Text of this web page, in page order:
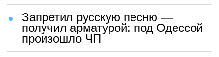
Запретил русскую песню —
получил арматурой: под Одессой
произошло ЧП